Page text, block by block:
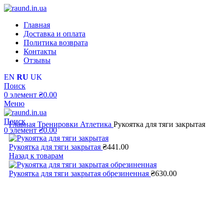
Главная
Доставка и оплата
Политика возврата
Контакты
Отзывы
EN RU UK
Поиск
0 элемент ₴0.00
Меню
Поиск
0элемент ₴0.00
Главная Тренировки Атлетика Рукоятка для тяги закрытая
Рукоятка для тяги закрытая ₴441.00
Назад к товарам
Рукоятка для тяги закрытая обрезиненная ₴630.00